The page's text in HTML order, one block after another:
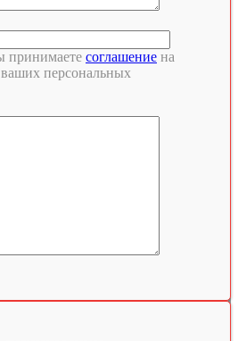
принимаете соглашение на
персональных